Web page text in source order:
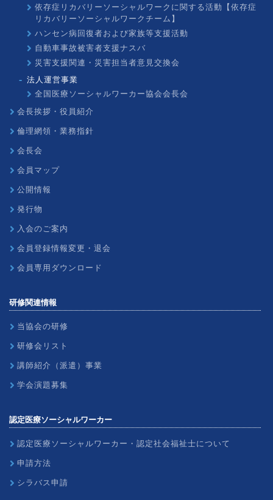
依存症リカバリーソーシャルワークに関する活動【依存症
リカバリーソーシャルワークチーム】
ハンセン病回復者および家族等支援活動
自動車事故被害者支援ナスバ
災害支援関連・災害担当者意見交換会
法人運営事業
全国医療ソーシャルワーカー協会会長会
会長挨拶・役員紹介
倫理網領・業務指針
会長会
会員マップ
公開情報
発行物
入会のご案内
会員登録情報変更・退会
会員専用ダウンロード
研修関連情報
当協会の研修
研修会リスト
講師紹介（派遣）事業
学会演題募集
認定医療ソーシャルワーカー
認定医療ソーシャルワーカー・認定社会福祉士について
申請方法
シラバス申請